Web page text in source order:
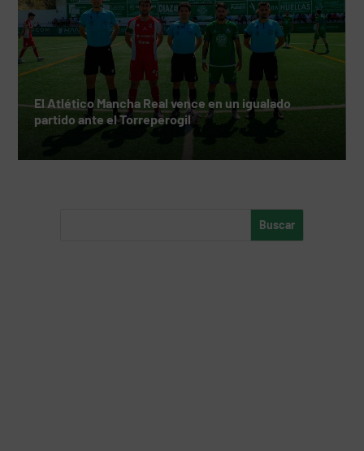
El Atlético Mancha Real vence en un igualado
partido ante el Torreperogil